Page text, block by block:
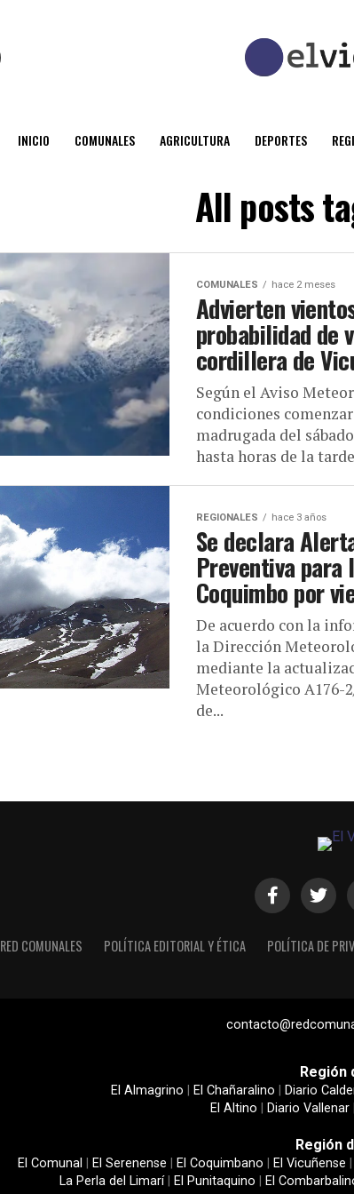
INICIO COMUNALES AGRICULTURA DEPORTES
All posts
COMUNALES hace 2 meses
Advierten
probabilidad de
cordillera de
Según el Aviso
condiciones
madrugada del
hasta horas de la
REGIONALES hace 3 años
Se declara
Preventiva para
Coquimbo por
De acuerdo con la
la Dirección
mediante la
Meteorológico A176-
de...
RED COMUNALES POLÍTICA EDITORIAL Y ÉTICA POLÍTICA DE
Región
El Almagrino El Chañaralino Diario
El Altino
Diario Vallenar
Región
El Comunal El Serenense El Coquimbano El Vicuñense
La Perla del Limarí| El Punitaquino El